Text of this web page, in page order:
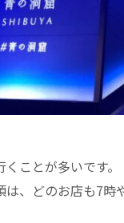
ことが多いです。
、どのお店も7